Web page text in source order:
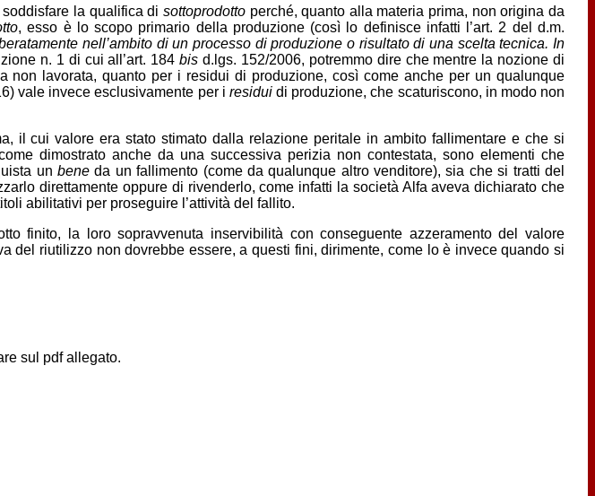
la qualifica di sottoprodottoperché, quanto alla materia prima, non origina da
, esso è lo scopo primario della produzione (così lo definisce infatti l’art. 2 del d.m.
nell’ambito di un processo di produzione o risultato di una scelta tecnica. In
n. 1 di cui all’art. 184bis d.lgs. 152/2006, potremmo dire che mentre la nozione di
non lavorata, quanto per i residui di produzione, così come anche per un qualunque
vale invece esclusivamente per i residuidi produzione, che scaturiscono, in modo non
il cui valore era stato stimato dalla relazione peritale in ambito fallimentare e che si
dimostrato anche da una successiva perizia non contestata, sono elementi che
unbene da un fallimento (come da qualunque altro venditore), sia che si tratti del
direttamente oppure di rivenderlo, come infatti la società Alfa aveva dichiarato che
abilitativi per proseguire l’attività del fallito.
finito, la loro sopravvenuta inservibilità con conseguente azzeramento del valore
del riutilizzo non dovrebbe essere, a questi fini, dirimente, come lo è invece quando si
sul pdf allegato.